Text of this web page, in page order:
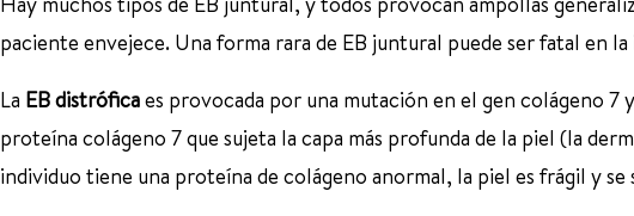
paciente envejece. Una forma rara de EB juntural puede ser fatal en
La EB distróficaes provocada por una mutación en el gen colágeno
proteína colágeno 7 que sujeta la capa más profunda de la piel (la
individuo tiene una proteína de colágeno anormal, la piel es frágil y